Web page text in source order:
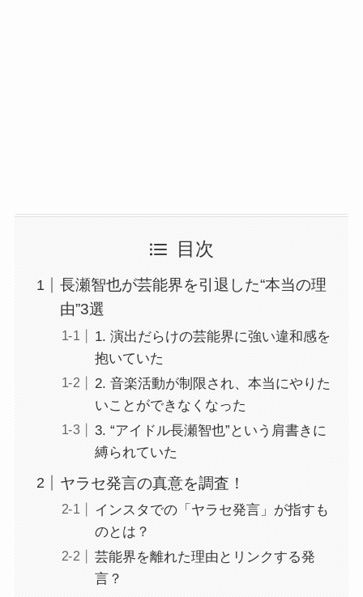
目次
長瀬智也が芸能界を引退した“本当の理
由”3選
1. 演出だらけの芸能界に強い違和感を
抱いていた
2. 音楽活動が制限され、本当にやりた
いことができなくなった
3. “アイドル長瀬智也”という肩書きに
縛られていた
ヤラセ発言の真意を調査！
インスタでの「ヤラセ発言」が指すも
のとは？
芸能界を離れた理由とリンクする発
言？